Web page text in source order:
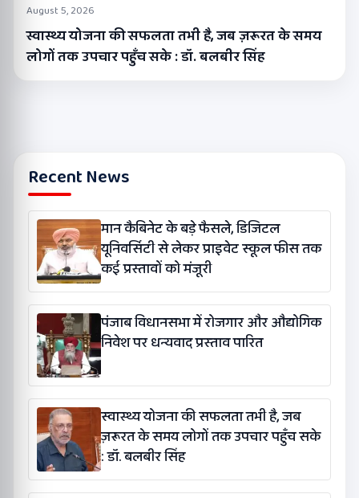
August 5, 2026
स्वास्थ्य योजना की सफलता तभी है, जब ज़रूरत के समय
लोगों तक उपचार पहुँच सके : डॉ. बलबीर सिंह
Recent News
मान कैबिनेट के बड़े फैसले, डिजिटल
यूनिवर्सिटी से लेकर प्राइवेट स्कूल फीस तक
कई प्रस्तावों को मंजूरी
पंजाब विधानसभा में रोजगार और औद्योगिक
निवेश पर धन्यवाद प्रस्ताव पारित
स्वास्थ्य योजना की सफलता तभी है, जब
ज़रूरत के समय लोगों तक उपचार पहुँच सके
: डॉ. बलबीर सिंह